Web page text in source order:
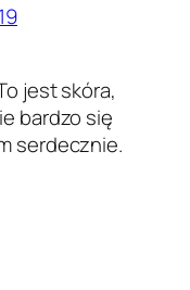
jest skóra,
bardzo się
serdecznie.